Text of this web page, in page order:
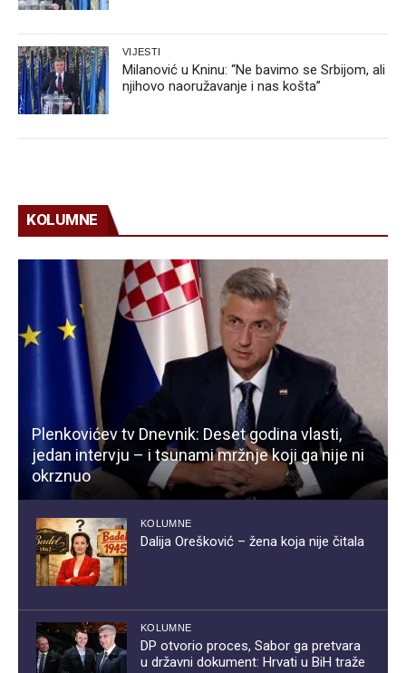
VIJESTI
Milanović u Kninu: “Ne bavimo se Srbijom, ali
njihovo naoružavanje i nas košta”
KOLUMNE
Plenkovićev tv Dnevnik: Deset godina vlasti,
jedan intervju – i tsunami mržnje koji ga nije ni
okrznuo
KOLUMNE
Dalija Orešković – žena koja nije čitala
KOLUMNE
DP otvorio proces, Sabor ga pretvara
u državni dokument: Hrvati u BiH traže